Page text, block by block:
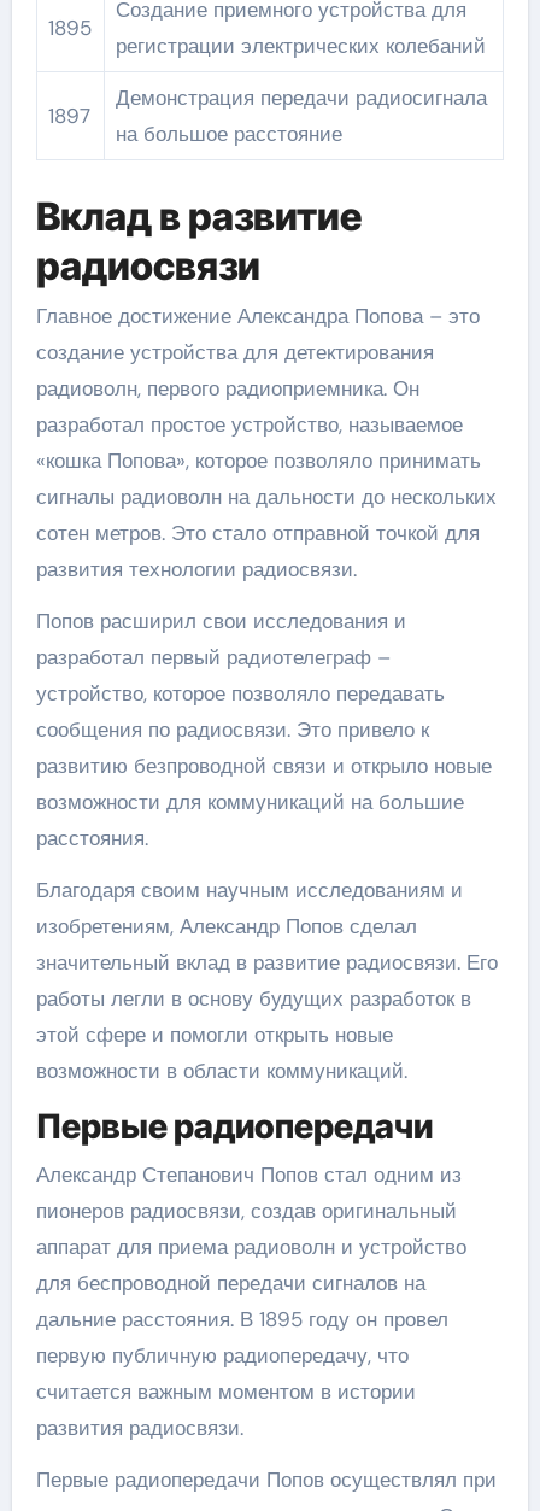
1895
Создание приемного устройства для
регистрации электрических колебаний
1897
Демонстрация передачи радиосигнала
на большое расстояние
Вклад в развитие
радиосвязи
Главное достижение Александра Попова – это
создание устройства для детектирования
радиоволн, первого радиоприемника. Он
разработал простое устройство, называемое
«кошка Попова», которое позволяло принимать
сигналы радиоволн на дальности до нескольких
сотен метров. Это стало отправной точкой для
развития технологии радиосвязи.
Попов расширил свои исследования и
разработал первый радиотелеграф –
устройство, которое позволяло передавать
сообщения по радиосвязи. Это привело к
развитию безпроводной связи и открыло новые
возможности для коммуникаций на большие
расстояния.
Благодаря своим научным исследованиям и
изобретениям, Александр Попов сделал
значительный вклад в развитие радиосвязи. Его
работы легли в основу будущих разработок в
этой сфере и помогли открыть новые
возможности в области коммуникаций.
Первые радиопередачи
Александр Степанович Попов стал одним из
пионеров радиосвязи, создав оригинальный
аппарат для приема радиоволн и устройство
для беспроводной передачи сигналов на
дальние расстояния. В 1895 году он провел
первую публичную радиопередачу, что
считается важным моментом в истории
развития радиосвязи.
Первые радиопередачи Попов осуществлял при